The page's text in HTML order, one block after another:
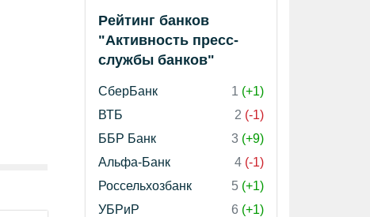
Рейтинг банков
"Активность пресс-
службы банков"
СберБанк 1 (+1)
ВТБ
2 (-1)
ББР Банк
3 (+9)
Альфа-Банк
4 (-1)
Россельхозбанк
5 (+1)
УБРиР
6 (+1)